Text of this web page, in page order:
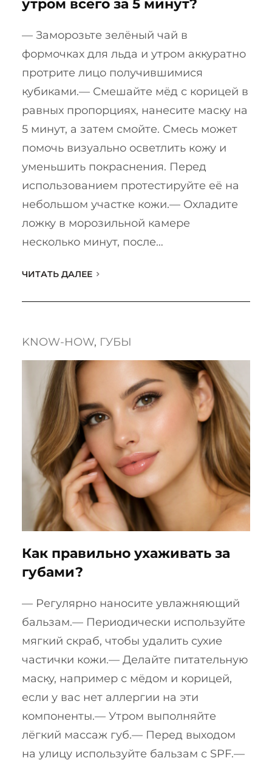
утром всего за 5 минут?
— Заморозьте зелёный чай в
формочках для льда и утром аккуратно
протрите лицо получившимися
кубиками.— Смешайте мёд с корицей в
равных пропорциях, нанесите маску на
5 минут, а затем смойте. Смесь может
помочь визуально осветлить кожу и
уменьшить покраснения. Перед
использованием протестируйте её на
небольшом участке кожи.— Охладите
ложку в морозильной камере
несколько минут, после…
ЧИТАТЬ ДАЛЕЕ
KNOW-HOW, ГУБЫ
Как правильно ухаживать за
губами?
— Регулярно наносите увлажняющий
бальзам.— Периодически используйте
мягкий скраб, чтобы удалить сухие
частички кожи.— Делайте питательную
маску, например с мёдом и корицей,
если у вас нет аллергии на эти
компоненты.— Утром выполняйте
лёгкий массаж губ.— Перед выходом
на улицу используйте бальзам с SPF.—